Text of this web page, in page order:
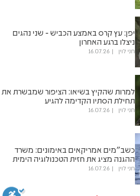
יפן: עץ קרס באמצע הכביש - שני נהגים
ניצלו ברגע האחרון
חני לוין 16.07.26
למרות שהקיץ בשיאו: הציפור שמבשרת את
תחילת הסתיו הקדימה להגיע
חני לוין 16.07.26
כשב"מים אמריקאים באימונים: משרד
ההגנה מציג את חזית הטכנולוגיה הימית
חני לוין 16.07.26